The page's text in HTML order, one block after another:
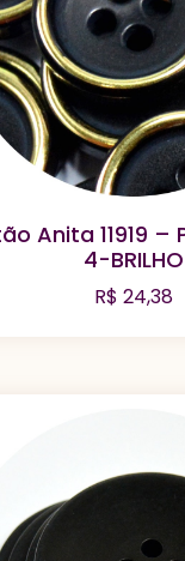
Anita 11919
4-BRILHO
R$ 24,38